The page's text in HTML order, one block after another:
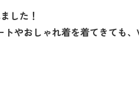
した！
やおしゃれ着を着てきても、